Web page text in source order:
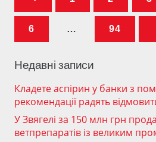
6 … 94
Недавні записи
Кладете аспірин у банки з
рекомендації радять
У Звягелі за 150 млн грн
ветпрепаратів із великим